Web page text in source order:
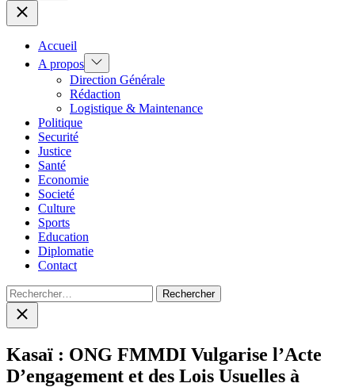
Close
Accueil
A propos Show
sub
menu
Direction Générale
Rédaction
Logistique & Maintenance
Politique
Securité
Justice
Santé
Economie
Societé
Culture
Sports
Education
Diplomatie
Contact
Rechercher :
Close
search
Kasaï : ONG FMMDI Vulgarise l’Acte
D’engagement et des Lois Usuelles à